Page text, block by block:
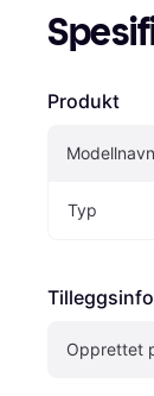
Produkt
Modellnavn
Typ
Opprettet